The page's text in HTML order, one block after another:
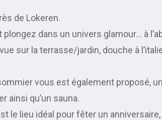
de Lokeren.
dans un univers glamour… à
sur la terrasse/jardin, douche à
vous est également proposé,
ainsi qu’un sauna.
le lieu idéal pour fêter un